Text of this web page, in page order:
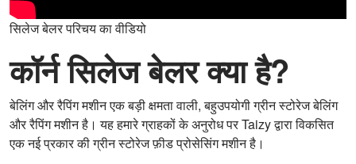
सिलेज बेलर परिचय का वीडियो
कॉर्न सिलेज बेलर क्या है?
बेलिंग और रैपिंग मशीन एक बड़ी क्षमता वाली, बहुउपयोगी ग्रीन स्टोरेज बेलिंग
और रैपिंग मशीन है। यह हमारे ग्राहकों के अनुरोध पर Taizy द्वारा विकसित
एक नई प्रकार की ग्रीन स्टोरेज फ़ीड प्रोसेसिंग मशीन है।